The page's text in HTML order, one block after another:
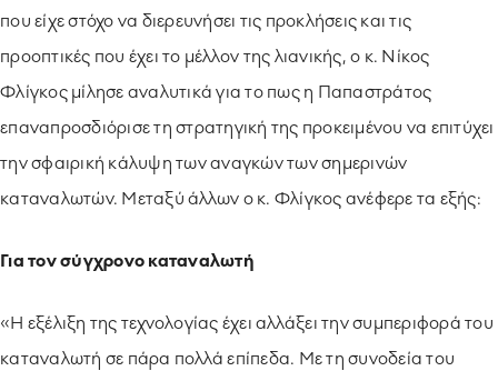
που είχε στόχο να διερευνήσει τις προκλήσεις και τις
προοπτικές που έχει το μέλλον της λιανικής, ο κ. Νίκος
Φλίγκος μίλησε αναλυτικά για το πως η Παπαστράτος
επαναπροσδιόρισε τη στρατηγική της προκειμένου να επιτύχει
την σφαιρική κάλυψη των αναγκών των σημερινών
καταναλωτών. Μεταξύ άλλων ο κ. Φλίγκος ανέφερε τα εξής:
Για τον σύγχρονο καταναλωτή
«Η εξέλιξη της τεχνολογίας έχει αλλάξει την συμπεριφορά του
καταναλωτή σε πάρα πολλά επίπεδα. Με τη συνοδεία του